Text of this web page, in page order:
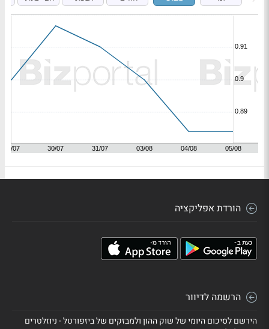
הורדת אפליקציה
הרשמה לדיוור
הירשם לסיכום היומי של שוק ההון ולמבזקים של ביזפורטל - ניוזלטרים